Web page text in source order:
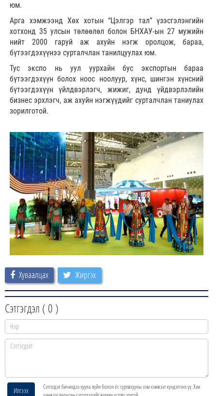
юм.
Арга хэмжээнд Хөх хотын “Цэлгэр тал” үзэсгэлэнгийн
хотхонд 35 улсын төлөөлөл болон БНХАУ-ын 27 мужийн
нийт 2000 гаруй аж ахуйн нэгж оролцож, бараа,
бүтээгдэхүүнээ сурталчлан танилцуулах юм.
Тус экспо нь уул уурхайн бус экспортын бараа
бүтээгдэхүүн болох ноос ноолуур, хүнс, шингэн хүнсний
бүтээгдэхүүн үйлдвэрлэгч, жижиг, дунд үйдвэрлэлийн
бизнес эрхлэгч, аж ахуйн нэгжүүдийг сурталчлан таниулах
зорилготой.
Хуваалцах Жиргэх
Сэтгэгдэл ( 0 )
Илгээх
Сэтгэгдэл бичихдээ хууль зүйн болон ёс суртахууны хэм хэмжээг хүндэтгэнэ үү. Хэм